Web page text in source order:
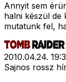
Annyit sem
halni készül de
mutatunk fel,
2010.04.24.
Sajnos rossz